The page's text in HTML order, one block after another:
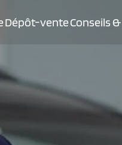
Dépôt-venteConseils